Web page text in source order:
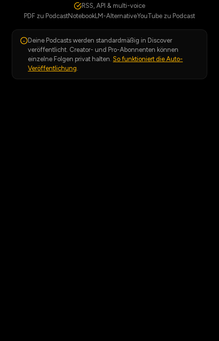
RSS, API & multi-voice
PDF zu PodcastNotebookLM-AlternativeYouTube zu Podcast
Deine Podcasts werden standardmäßig in Discover
veröffentlicht. Creator- und Pro-Abonnenten können
einzelne Folgen privat halten. So funktioniert die Auto-
Veröffentlichung.